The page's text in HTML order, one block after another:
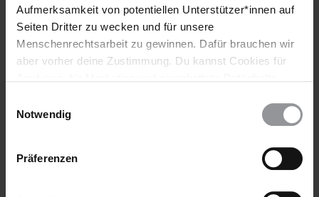
Aufmerksamkeit von potentiellen Unterstützer*innen auf
Seiten Dritter zu wecken und für unsere
Menschenrechtsarbeit zu gewinnen. Dafür brauchen wir
aber vorher deine Zustimmung. Du kannst Cookies für
wieder ändern. Diesen Banner kannst Du über den Link
Notwendig
Präferenzen
Vorname
Nachname
Nutzungsbedingungen
gelesen und stimme